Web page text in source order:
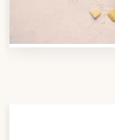
Verschaffen Sie sich
Essen auf Rädern-